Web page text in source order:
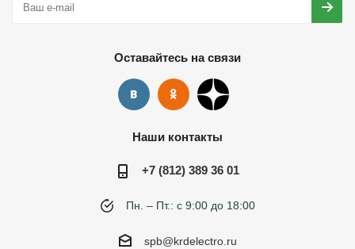
Оставайтесь на связи
Наши контакты
+7 (812) 389 36 01
Пн. – Пт.: с 9:00 до 18:00
spb@krdelectro.ru